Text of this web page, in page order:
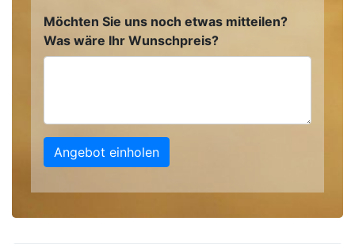
Möchten Sie uns noch etwas mitteilen?
Was wäre Ihr Wunschpreis?
Angebot einholen